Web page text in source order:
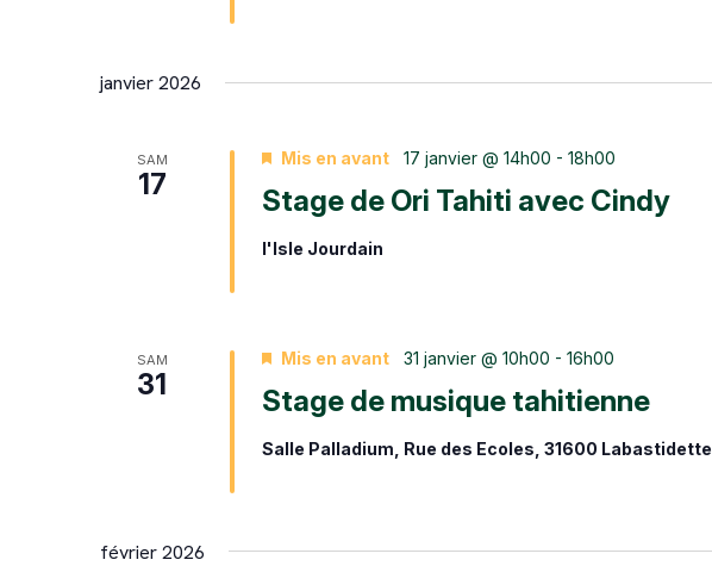
janvier 2026
SAM
17 Stage de Ori Tahiti avec Cindy
Mis en avant 17 janvier @ 14h00 - 18h00
l'Isle Jourdain
SAM
31 Stage de musique tahitienne
Mis en avant 31 janvier @ 10h00 - 16h00
Salle Palladium, Rue des Ecoles, 31600 Labastidette
février 2026